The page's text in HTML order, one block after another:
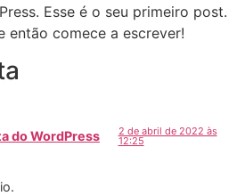
Esse é o seu primeiro post.
então comece a escrever!
do WordPress
2 de abril de 2022 às
12:25